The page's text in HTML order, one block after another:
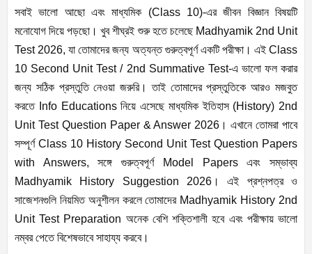
সবাই ভালো আছো এবং মাধ্যমিক (Class 10)-এর জীবন বিজ্ঞান বিষয়টি
মনোযোগ দিয়ে পড়ছো। খুব শীঘ্রই শুরু হতে চলেছে Madhyamik 2nd Unit
Test 2026, যা তোমাদের জন্য অত্যন্ত গুরুত্বপূর্ণ একটি পরীক্ষা। এই Class
10 Second Unit Test / 2nd Summative Test-এ ভালো ফল করার
জন্য সঠিক প্রস্তুতি নেওয়া জরুরি। তাই তোমাদের প্রস্তুতিকে আরও মজবুত
করতে Info Educations নিয়ে এসেছে মাধ্যমিক ইতিহাস (History) 2nd
Unit Test Question Paper & Answer 2026। এখানে তোমরা পাবে
সম্পূর্ণ Class 10 History Second Unit Test Question Papers
with Answers, সঙ্গে গুরুত্বপূর্ণ Model Papers এবং সম্ভাব্য
Madhyamik History Suggestion 2026। এই প্রশ্নপত্র ও
সাজেশনগুলি নিয়মিত অনুশীলন করলে তোমাদের Madhyamik History 2nd
Unit Test Preparation অনেক বেশি শক্তিশালী হবে এবং পরীক্ষায় ভালো
নম্বর পেতে বিশেষভাবে সাহায্য করবে।